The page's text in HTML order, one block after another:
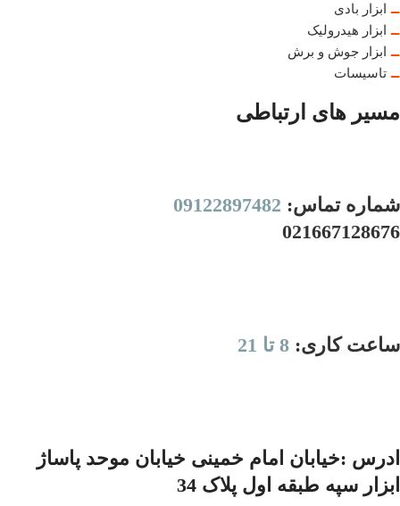
ابزار بادی
ابزار هیدرولیک
ابزار جوش و برش
تاسیسات
مسیر های ارتباطی
شماره تماس: 09122897482
021667128676
ساعت کاری: 8 تا 21
ادرس :خیابان امام خمینی خیابان موحد پاساژ
ابزار سپه طبقه اول پلاک 34